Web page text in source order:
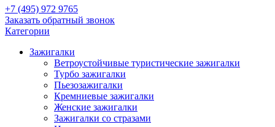
+7 (495) 972 9765
Заказать обратный звонок
Категории
Зажигалки
Ветроустойчивые туристические зажигалки
Турбо зажигалки
Пьезозажигалки
Кремниевые зажигалки
Женские зажигалки
Зажигалки со стразами